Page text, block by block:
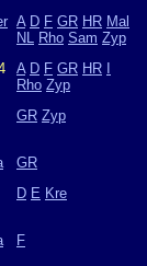
A D F GR HR Mal
NL Rho Sam Zyp
A D F GR HR
Rho Zyp
GR Zyp
GR
D E Kre
F